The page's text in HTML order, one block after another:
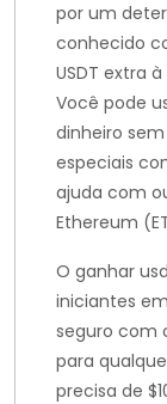
por um
conhecido
USDT extra
Você pode
dinheiro
especiais
ajuda com
Ethereum
O ganhar
iniciantes
seguro com
para
precisa de